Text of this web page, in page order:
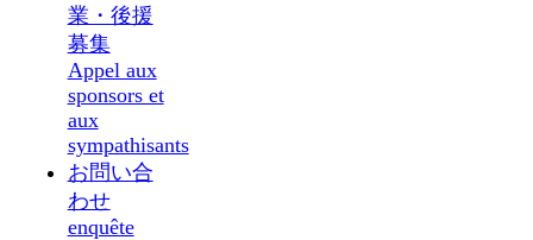
業・後援
募集
Appel aux
sponsors et
aux
sympathisants
お問い合
わせ
enquête